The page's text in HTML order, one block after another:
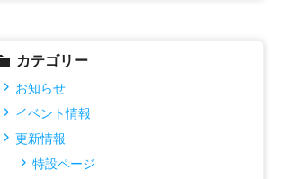
カテゴリー
お知らせ
イベント情報
更新情報
特設ページ